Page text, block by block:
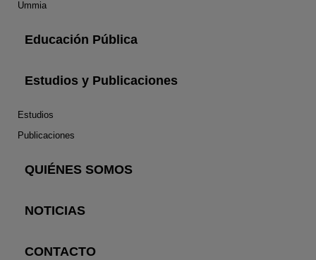
Ummia
Educación Pública
Estudios y Publicaciones
Estudios
Publicaciones
QUIÉNES SOMOS
NOTICIAS
CONTACTO